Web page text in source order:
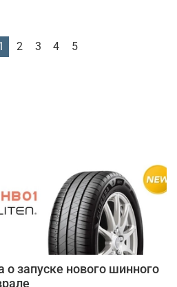
2 3 4 5
о запуске нового шинного